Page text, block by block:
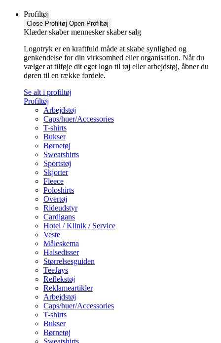
Profiltøj
Close Profiltøj Open Profiltøj
Klæder skaber mennesker skaber salg
Logotryk er en kraftfuld måde at skabe synlighed og
genkendelse for din virksomhed eller organisation. Når du
vælger at tilføje dit eget logo til tøj eller arbejdstøj, åbner du
døren til en række fordele.
Se alt i profiltøj
Profiltøj
Arbejdstøj
Caps/huer/Accessories
T-shirts
Bukser
Børnetøj
Sweatshirts
Sportstøj
Skjorter
Fleece
Poloshirts
Overtøj
Rideudstyr
Cardigans
Hotel / Klinik / Service
Veste
Måleskema
Halsedisser
Størrelsesguiden
TeeJays
Reflekstøj
Reklameartikler
Arbejdstøj
Caps/huer/Accessories
T-shirts
Bukser
Børnetøj
Sweatshirts